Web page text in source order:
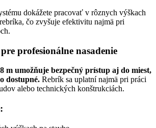
dokážete pracovať v rôznych výškach
čo zvyšuje efektivitu najmä pri
profesionálne nasadenie
m umožňuje bezpečný prístup aj do miest,
dostupné. Rebrík sa uplatní najmä pri práci
alebo technických konštrukciách.